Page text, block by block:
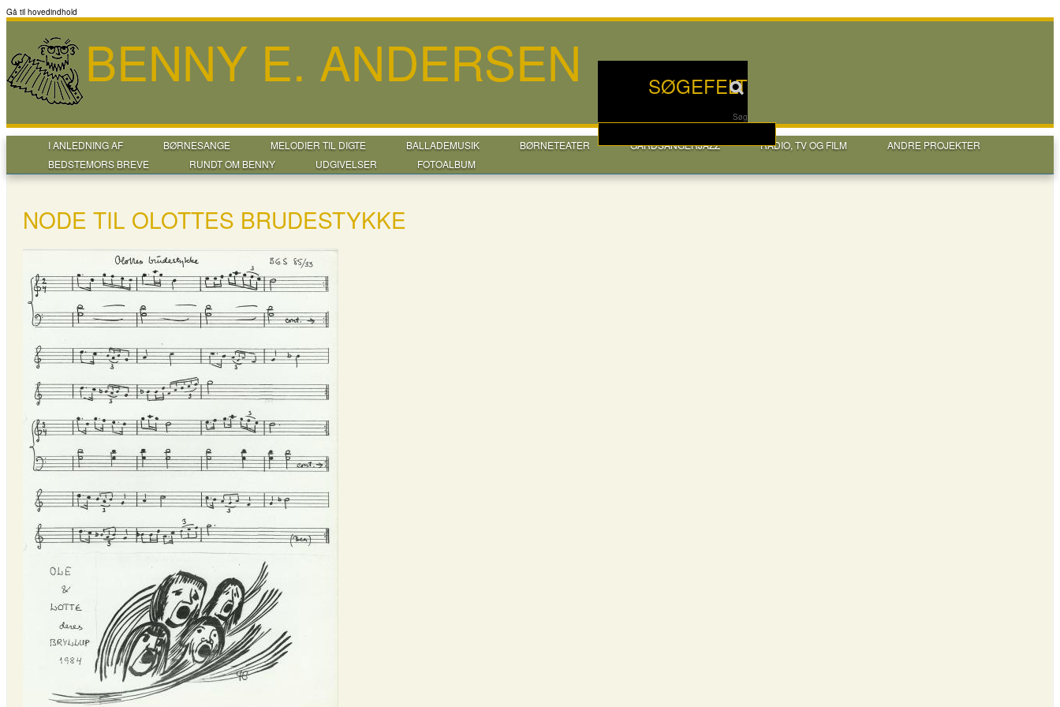
Gå til hovedindhold
SØGEFELT
Søg
BENNY E. ANDERSEN
I ANLEDNING AF BØRNESANGE MELODIER TIL DIGTE BALLADEMUSIK BØRNETEATER GÅRDSANGERJAZZ RADIO, TV OG FILM
ANDRE PROJEKTER
BEDSTEMORS BREVE
RUNDT OM BENNY UDGIVELSER FOTOALBUM
NODE TIL OLOTTES BRUDESTYKKE